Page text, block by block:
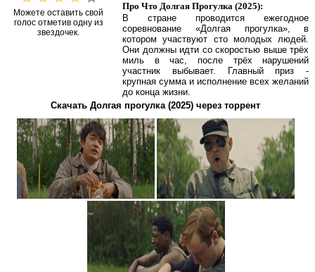
Можете оставить свой
голос отметив одну из
звездочек.
Про Что Долгая Прогулка (2025):
В стране проводится ежегодное
соревнование «Долгая прогулка», в
котором участвуют сто молодых людей.
Они должны идти со скоростью выше трёх
миль в час, после трёх нарушений
участник выбывает. Главный приз -
крупная сумма и исполнение всех желаний
до конца жизни.
Скачать Долгая прогулка (2025) через торрент